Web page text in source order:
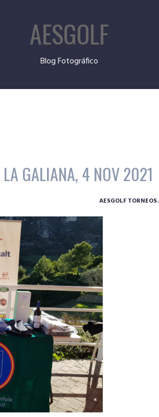
AESGOLF
Blog Fotográfico
LA GALIANA, 4 NOV 2021
AESGOLF TORNEOS.